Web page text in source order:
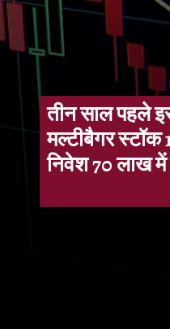
तीन साल पहले
मल्टीबैगर
निवेश 70 लाख